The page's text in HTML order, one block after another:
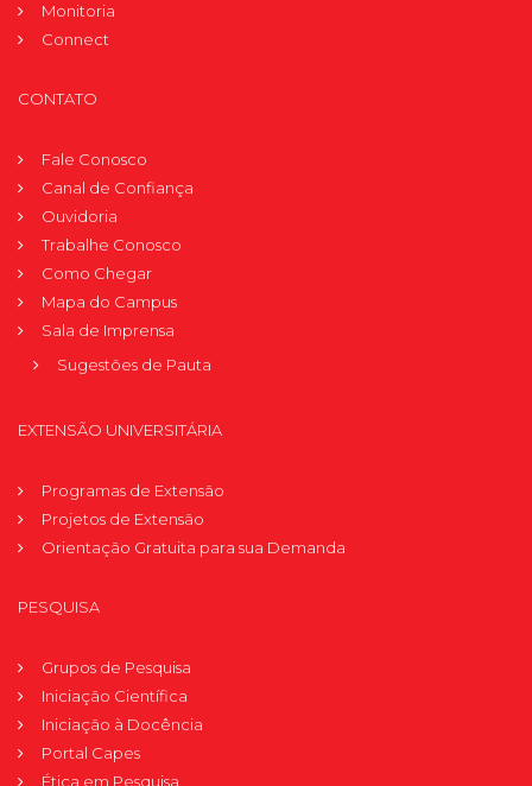
Monitoria
Connect
CONTATO
Fale Conosco
Canal de Confiança
Ouvidoria
Trabalhe Conosco
Como Chegar
Mapa do Campus
Sala de Imprensa
Sugestões de Pauta
EXTENSÃO UNIVERSITÁRIA
Programas de Extensão
Projetos de Extensão
Orientação Gratuita para sua Demanda
PESQUISA
Grupos de Pesquisa
Iniciação Científica
Iniciação à Docência
Portal Capes
Ética em Pesquisa